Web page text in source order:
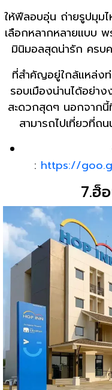
ให้ฟีลอบอุ่น ถ่ายรูปมุม
เลือกหลากหลายแบบ
มินิมอลสุดน่ารัก ครบ
ที่สำคัญอยู่ใกล้แหล่งท่
รอบเมืองน่านได้อย่า
สะดวกสุดๆ นอกจาก
สามารถไปเที่ยวที่ถ
: https://
7.ฮ็